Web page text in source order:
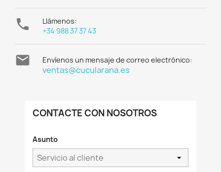

Llámenos:
+34 988 37 37 43
 Envíenos un mensaje de correo electrónico:
ventas@cucularana.es
CONTACTE CON NOSOTROS
Asunto